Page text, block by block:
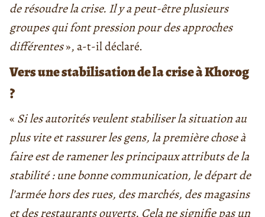
de résoudre la crise. Il y a peut-être plusieurs
groupes qui font pression pour des approches
différentes», a-t-il déclaré.
Vers une stabilisation de la crise à Khorog
?
« Si les autorités veulent stabiliser la situation au
plus vite et rassurer les gens, la première chose à
faire est de ramener les principaux attributs de la
stabilité : une bonne communication, le départ de
l’armée hors des rues, des marchés, des magasins
et des restaurants ouverts. Cela ne signifie pas un